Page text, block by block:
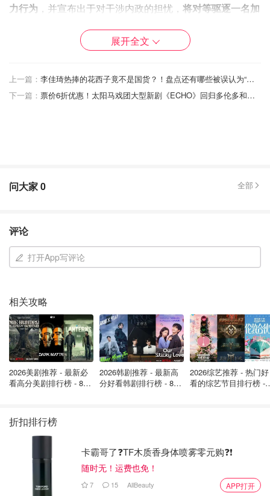
力行为 ，并宣布出于对干涉内政的担忧， 将对等驱逐一名加
印度说，加拿大驻印度高级专员被传唤，并被告知驱逐一
事，以及这名未透露姓名的外交官必须在五天内离开印度。
"关于印度政府参与加拿大任何暴力行为的指控是荒谬的，
也是有动机的。加拿大总理曾向我国总理提出过类似指控，
但遭到了彻底驳斥，"印度外交部在一份声明中说。
们对哈利斯坦恐怖分子和极端分子的关注，他们在加拿大得
到庇护，并继续威胁印度的主权和领土完整。加拿大政府在
这一问题上的不作为是一个长期且持续的问题……我们敦促
加拿大政府对所有在其领土上活动的反印分子采取迅速有效
展开全文
上一篇：
李佳琦热捧的花西子竟不是国货？！盘点还有哪些被误认为“国货”的品牌！真心错付😅
下一篇：
票价6折优惠！太阳马戏团大型新剧《ECHO》回归多伦多和温哥华！
问大家0 全部
评论
打开App写评论
相关攻略
2026美剧推荐 - 最新必
看高分美剧排行榜 - 8月
2026韩剧推荐 - 最新高
分好看韩剧排行榜 - 8月
2026综艺推荐 - 热门好
看的综艺节目排行榜 -
折扣排行榜
卡霸哥了❓TF木质香身体喷雾零元购❓❗
随时无！运费也免！
7 15 AllBeauty APP打开